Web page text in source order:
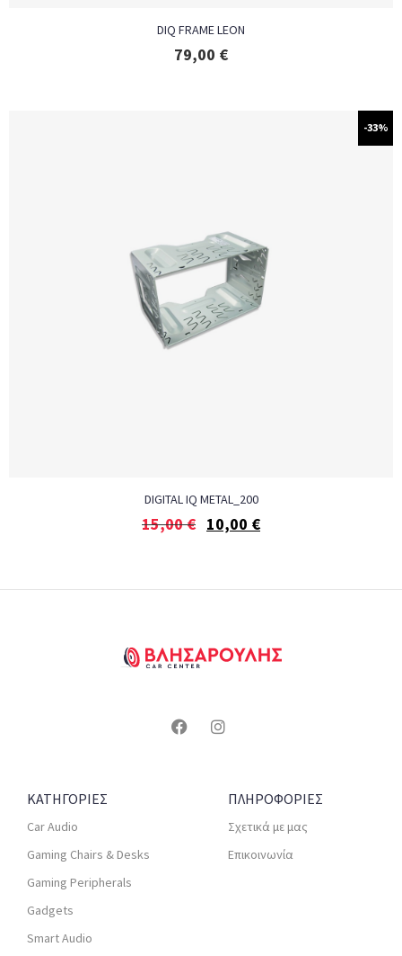
DIQ FRAME LEON
79,00 €
-33%
DIGITAL IQ METAL_200
15,00€ 10,00 €
ΚΑΤΗΓΟΡΙΕΣ
Car Audio
Gaming Chairs & Desks
Gaming Peripherals
Gadgets
Smart Audio
ΠΛΗΡΟΦΟΡΙΕΣ
Σχετικά με μας
Επικοινωνία